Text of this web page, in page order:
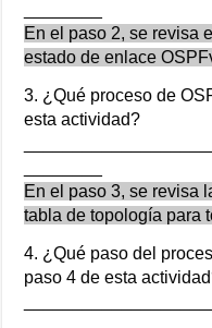
En el paso 2, se revisa
estado de enlace
3. ¿Qué proceso de
esta actividad?
En el paso 3, se revisa
tabla de topología para
4. ¿Qué paso del
paso 4 de esta